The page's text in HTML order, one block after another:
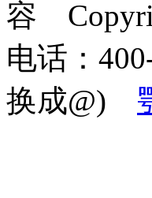
容
电话：
换成@)